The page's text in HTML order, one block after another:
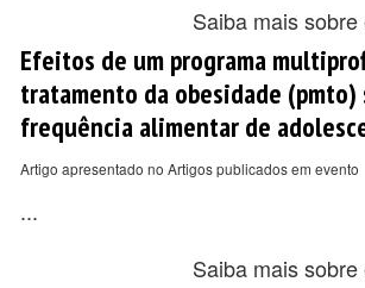
Saiba mais sobre
Efeitos de um programa
tratamento da obesidade (pmto)
frequência alimentar de
Artigo apresentado no Artigos publicados em evento
...
Saiba mais sobre